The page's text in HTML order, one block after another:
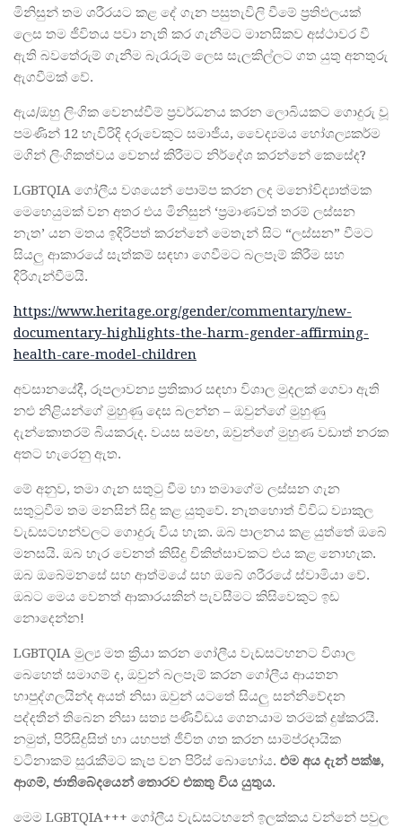
මිනිසුන් තම ශරීරයට කළ දේ ගැන පසුතැවිලි වීමේ ප්‍රතිඵලයක්
ලෙස තම ජීවිතය පවා නැති කර ගැනීමට මානසිකව අස්ථාවර වී
ඇති බවතේරුම් ගැනීම බැරෑරුම් ලෙස සැලකිල්ලට ගත යුතු අනතුරු
ඇගවීමක් වේ.
ඇය/ඔහු ලිංගික වෙනස්වීම් ප්‍රවර්ධනය කරන ලොබියකට ගොදුරු වූ
පමණින් 12 හැවිරිදි දරුවෙකුට සමාජීය, වෛද්‍යමය හෝශල්‍යකර්ම
මගින් ලිංගිකත්වය වෙනස් කිරීමට නිර්දේශ කරන්නේ කෙසේද?
LGBTQIA ගෝලීය වශයෙන් පොම්ප කරන ලද මනෝවිද්‍යාත්මක
මෙහෙයුමක් වන අතර එය මිනිසුන් ‘ප්‍රමාණවත් තරම් ලස්සන
නැත’ යන මතය ඉදිරිපත් කරන්නේ මෙතැන් සිට “ලස්සන” වීමට
සියලු ආකාරයේ සැත්කම් සඳහා ගෙවීමට බලපෑම් කිරීම සහ
දිරිගැන්වීමයි.
https://www.heritage.org/gender/commentary/new-
documentary-highlights-the-harm-gender-affirming-
health-care-model-children
අවසානයේදී, රූපලාවන්‍ය ප්‍රතිකාර සඳහා විශාල මුදලක් ගෙවා ඇති
නළු නිළියන්ගේ මුහුණු දෙස බලන්න – ඔවුන්ගේ මුහුණු
දැන්කොතරම් බියකරුද. වයස සමඟ, ඔවුන්ගේ මුහුණ වඩාත් නරක
අතට හැරෙනු ඇත.
මේ අනුව, තමා ගැන සතුටු වීම හා තමාගේම ලස්සන ගැන
සතුටුවීම තම මනසින් සිදු කළ යුතුවේ. නැතහොත් විවිධ ව්‍යාකුල
වැඩසටහන්වලට ගොදුරු විය හැක. ඔබ පාලනය කළ යුත්තේ ඔබේ
මනසයි. ඔබ හැර වෙනත් කිසිදු චිකිත්සාවකට එය කළ නොහැක.
ඔබ ඔබේමනසේ සහ ආත්මයේ සහ ඔබේ ශරීරයේ ස්වාමියා වේ.
ඔබට මෙය වෙනත් ආකාරයකින් පැවසීමට කිසිවෙකුට ඉඩ
නොදෙන්න!
LGBTQIA මුල්‍ය මත ක්‍රියා කරන ගෝලීය වැඩසටහනට විශාල
බෙහෙත් සමාගම් ද, ඔවුන් බලපෑම් කරන ගෝලීය ආයතන
හාපුද්ගලයින්ද අයත් නිසා ඔවුන් යටතේ සියලු සන්නිවේදන
පද්දතීන් තිබෙන නිසා සත්‍ය පණිවිඩය ගෙනයාම තරමක් දුෂ්කරයි.
නමුත්, පිරිසිදුසිත් හා යහපත් ජීවිත ගත කරන සාම්ප්රදායික
වටිනාකම් සුරැකීමට කැප වන පිරිස් බොහෝය. එම අය දැන් පක්ෂ,
ආගම්, ජාතිබේදයෙන් තොරව එකතු විය යුතුය.
මෙම LGBTQIA+++ ගෝලීය වැඩසටහනේ ඉලක්කය වන්නේ පවුල